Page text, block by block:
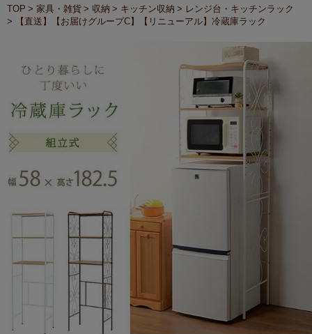
TOP 家具・雑貨 収納 キッチン収納
レンジ台・キッチンラック
【直送】【お届けグループC】【リニューアル】冷蔵庫ラック